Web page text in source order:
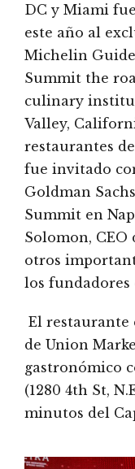
DC y Miami
este año al
Michelin
Summit the
culinary
Valley,
restaurantes
fue invitado
Goldman
Summit en
Solomon,
otros
los fundadores
El restaurante
de Union
gastronómico
(1280 4th St,
minutos del